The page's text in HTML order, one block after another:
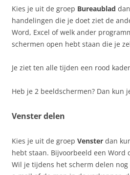
Kies je uit de groep Bureaublad
handelingen die je doet ziet de
Word, Excel of welk ander
schermen open hebt staan die je
Je ziet ten alle tijden een rood
Heb je 2 beeldschermen? Dan kun
Venster delen
Kies je uit de groep Venster dan
hebt staan. Bijvoorbeeld een
Wil je tijdens het scherm delen